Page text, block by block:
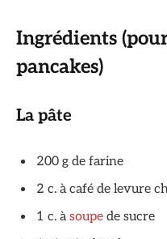
Ingrédients
pancakes)
La pâte
200 g de farine
2 c. à café de levure
1 c. à soupe de sucre